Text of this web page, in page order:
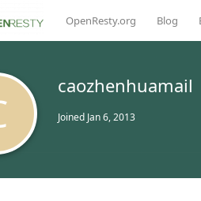
OpenResty.org Blog
caozhenhuamail
Joined Jan 6, 2013